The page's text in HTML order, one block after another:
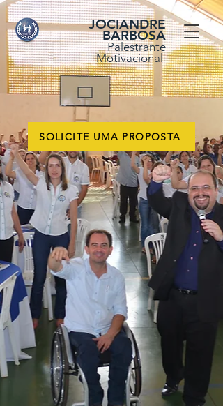
JOCIANDRE
BARBOSA
Palestrante
Motivacional
SOLICITE UMA PROPOSTA